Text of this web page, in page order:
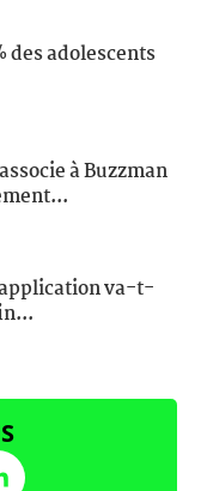
des adolescents
à Buzzman
va-t-